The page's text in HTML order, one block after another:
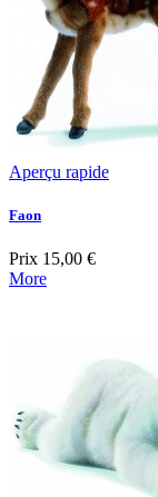
Aperçu rapide
Faon
Prix 15,00 €
More